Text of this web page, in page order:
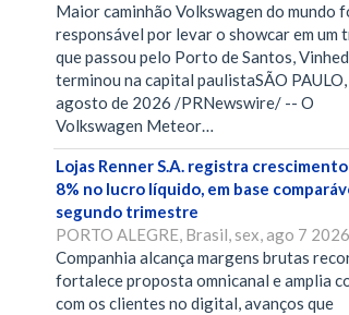
Maior caminhão Volkswagen do mundo
responsável por levar o showcar em um
que passou pelo Porto de Santos,
terminou na capital paulistaSÃO
agosto de 2026 /PRNewswire/ -- O
Volkswagen Meteor…
Lojas Renner S.A. registra
8% no lucro líquido, em base
segundo trimestre
PORTO ALEGRE, Brasil, sex, ago 7
Companhia alcança margens brutas
fortalece proposta omnicanal e amplia
com os clientes no digital, avanços que